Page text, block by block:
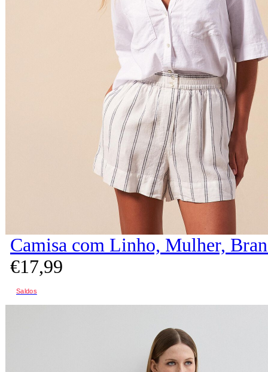
Camisa com Linho, Mulher,
€17,99
Saldos